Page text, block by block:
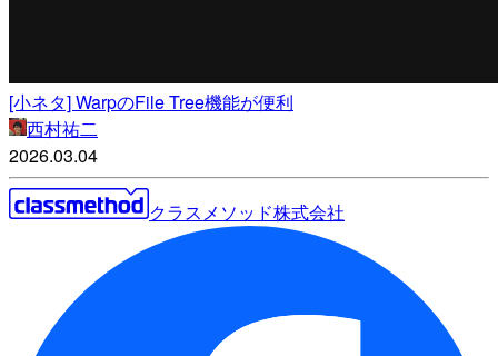
[小ネタ] WarpのFile Tree機能が便利
西村祐二
2026.03.04
クラスメソッド株式会社